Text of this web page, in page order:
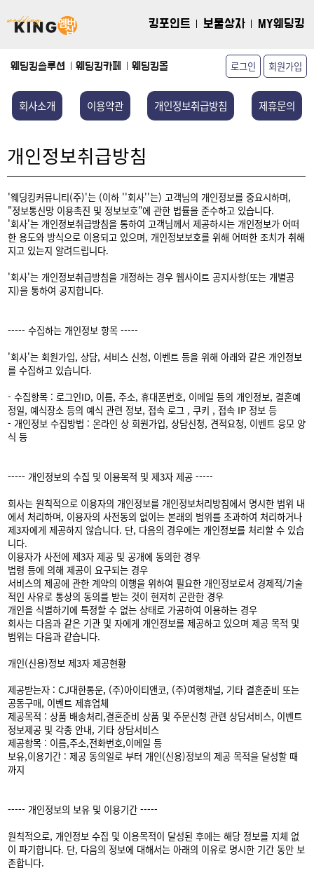
킹포인트 보물상자 MY웨딩킹
웨딩킹솔루션 웨딩킹카페 웨딩킹몰 로그인 회원가입
회사소개 이용약관 개인정보취급방침 제휴문의
개인정보취급방침
'웨딩킹커뮤니티(주)'는 (이하 ''회사''는) 고객님의 개인정보를 중요시하며,
"정보통신망 이용촉진 및 정보보호"에 관한 법률을 준수하고 있습니다.
'회사'는 개인정보취급방침을 통하여 고객님께서 제공하시는 개인정보가 어떠
한 용도와 방식으로 이용되고 있으며, 개인정보보호를 위해 어떠한 조치가 취해
지고 있는지 알려드립니다.
'회사'는 개인정보취급방침을 개정하는 경우 웹사이트 공지사항(또는 개별공
지)을 통하여 공지합니다.
----- 수집하는 개인정보 항목 -----
'회사'는 회원가입, 상담, 서비스 신청, 이벤트 등을 위해 아래와 같은 개인정보
를 수집하고 있습니다.
- 수집항목 : 로그인ID, 이름, 주소, 휴대폰번호, 이메일 등의 개인정보, 결혼예
정일, 예식장소 등의 예식 관련 정보, 접속 로그 , 쿠키 , 접속 IP 정보 등
- 개인정보 수집방법 : 온라인 상 회원가입, 상담신청, 견적요청, 이벤트 응모 양
식 등
----- 개인정보의 수집 및 이용목적 및 제3자 제공 -----
회사는 원칙적으로 이용자의 개인정보를 개인정보처리방침에서 명시한 범위 내
에서 처리하며, 이용자의 사전동의 없이는 본래의 범위를 초과하여 처리하거나
제3자에게 제공하지 않습니다. 단, 다음의 경우에는 개인정보를 처리할 수 있습
니다.
이용자가 사전에 제3자 제공 및 공개에 동의한 경우
법령 등에 의해 제공이 요구되는 경우
서비스의 제공에 관한 계약의 이행을 위하여 필요한 개인정보로서 경제적/기술
적인 사유로 통상의 동의를 받는 것이 현저히 곤란한 경우
개인을 식별하기에 특정할 수 없는 상태로 가공하여 이용하는 경우
회사는 다음과 같은 기관 및 자에게 개인정보를 제공하고 있으며 제공 목적 및
범위는 다음과 같습니다.
개인(신용)정보 제3자 제공현황
제공받는자 : CJ대한통운, (주)아이티앤코, (주)여행채널, 기타 결혼준비 또는
공동구매, 이벤트 제휴업체
제공목적 : 상품 배송처리,결혼준비 상품 및 주문신청 관련 상담서비스, 이벤트
정보제공 및 각종 안내, 기타 상담서비스
제공항목 : 이름,주소,전화번호,이메일 등
보유,이용기간 : 제공 동의일로 부터 개인(신용)정보의 제공 목적을 달성할 때
까지
----- 개인정보의 보유 및 이용기간 -----
원칙적으로, 개인정보 수집 및 이용목적이 달성된 후에는 해당 정보를 지체 없
이 파기합니다. 단, 다음의 정보에 대해서는 아래의 이유로 명시한 기간 동안 보
존합니다.